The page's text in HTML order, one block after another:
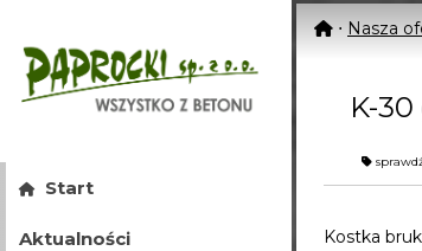
Start
Aktualności
⋅ Nasza
K-
Kostka